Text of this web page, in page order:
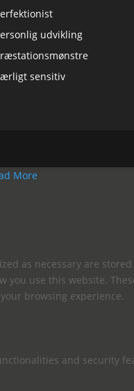
udvikling
sensitiv
More
as necessary are
use this website.
browsing experience.
and security